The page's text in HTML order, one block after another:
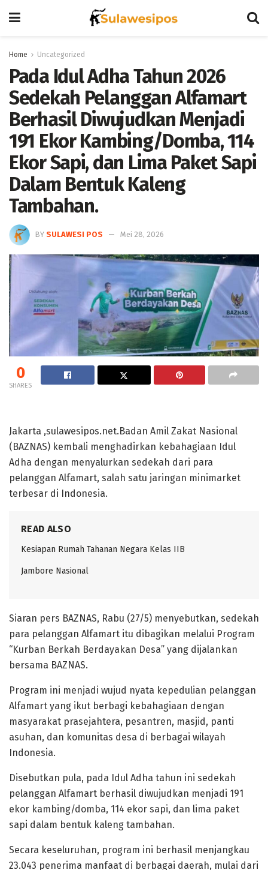
Home Uncategorized
Pada Idul Adha Tahun 2026
Sedekah Pelanggan Alfamart
Berhasil Diwujudkan Menjadi
191 Ekor Kambing/Domba, 114
Ekor Sapi, dan Lima Paket Sapi
Dalam Bentuk Kaleng
Tambahan.
BY SULAWESI POS Mei 28, 2026
0
SHARES
Jakarta ,sulawesipos.net.Badan Amil Zakat Nasional
(BAZNAS) kembali menghadirkan kebahagiaan Idul
Adha dengan menyalurkan sedekah dari para
pelanggan Alfamart, salah satu jaringan minimarket
terbesar di Indonesia.
READ ALSO
Kesiapan Rumah Tahanan Negara Kelas IIB
Jambore Nasional
Siaran pers BAZNAS, Rabu (27/5) menyebutkan, sedekah
para pelanggan Alfamart itu dibagikan melalui Program
“Kurban Berkah Berdayakan Desa” yang dijalankan
bersama BAZNAS.
Program ini menjadi wujud nyata kepedulian pelanggan
Alfamart yang ikut berbagi kebahagiaan dengan
masyarakat prasejahtera, pesantren, masjid, panti
asuhan, dan komunitas desa di berbagai wilayah
Indonesia.
Disebutkan pula, pada Idul Adha tahun ini sedekah
pelanggan Alfamart berhasil diwujudkan menjadi 191
ekor kambing/domba, 114 ekor sapi, dan lima paket
sapi dalam bentuk kaleng tambahan.
Secara keseluruhan, program ini berhasil menjangkau
23.043 penerima manfaat di berbagai daerah, mulai dari